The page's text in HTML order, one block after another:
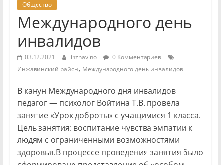
Общество
Международного день
инвалидов
03.12.2021 inzhavino
0 Комментариев
Инжавинский район, Международного день инвалидов
В канун Международного дня инвалидов
педагог — психолог Войтина Т.В. провела
занятие «Урок доброты» с учащимися 1 класса.
Цель занятия: воспитание чувства эмпатии к
людям с ограниченными возможностями
здоровья.В процессе проведения занятия было